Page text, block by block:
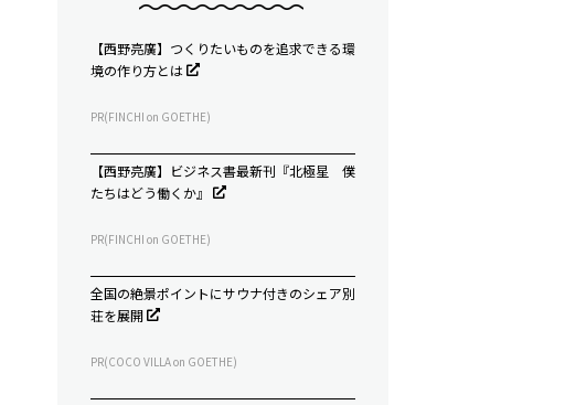
【西野亮廣】つくりたいものを追求できる環
境の作り方とは
PR(FINCHI on GOETHE)
【西野亮廣】ビジネス書最新刊『北極星 僕
たちはどう働くか』
PR(FINCHI on GOETHE)
全国の絶景ポイントにサウナ付きのシェア別
荘を展開
PR(COCO VILLA on GOETHE)